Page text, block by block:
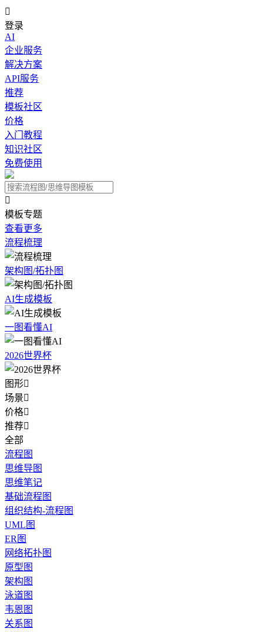

登录
AI
企业服务
解决方案
API服务
推荐
模板社区
价格
入门教程
知识社区
免费使用

模板专题
查看更多
流程梳理
架构图/拓扑图
AI生成模板
一图看懂AI
2026世界杯
图形
场景
价格
推荐
全部
流程图
思维导图
思维笔记
基础流程图
组织结构-流程图
UML图
ER图
网络拓扑图
原型图
架构图
泳道图
韦恩图
关系图